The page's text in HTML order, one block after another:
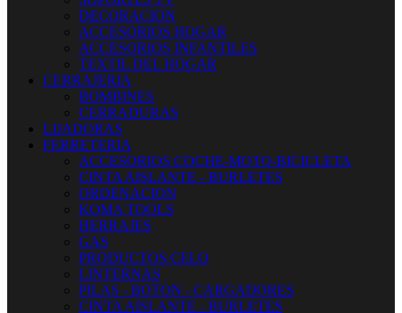
DECORACION
ACCESORIOS HOGAR
ACCESORIOS INFANTILES
TEXTIL DEL HOGAR
CERRAJERIA
BOMBINES
CERRADURAS
LIJADORAS
FERRETERIA
ACCESORIOS COCHE-MOTO-BICICLETA
CINTA AISLANTE - BURLETES
ORDENACION
KOMA TOOLS
HERRAJES
GAS
PRODUCTOS CELO
LINTERNAS
PILAS - BOTON - CARGADORES
CINTA AISLANTE - BURLETES